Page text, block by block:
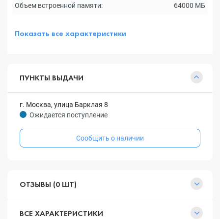
Объем встроенной памяти: 64000 МБ
Показать все характеристики
ПУНКТЫ ВЫДАЧИ
г. Москва, улица Барклая 8
Ожидается поступление
Сообщить о наличии
ОТЗЫВЫ (0 ШТ)
ВСЕ ХАРАКТЕРИСТИКИ